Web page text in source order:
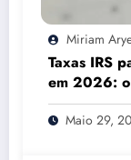
Miriam
Taxas IRS
em 2026:
das
Maio 29,